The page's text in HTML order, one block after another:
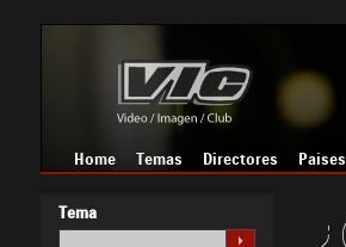
Home Temas Directores Países
Tema